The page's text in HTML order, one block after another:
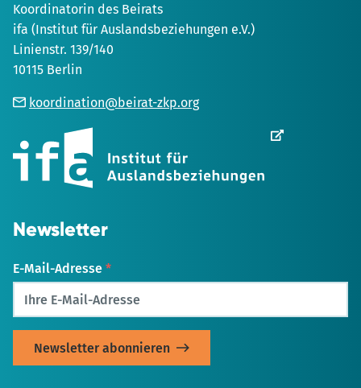
Koordinatorin des Beirats
ifa (Institut für Auslandsbeziehungen e.V.)
Linienstr. 139/140
10115 Berlin
koordination@beirat-zkp.org
in
einem
neuen
geöffnet
Newsletter
E-Mail-Adresse *